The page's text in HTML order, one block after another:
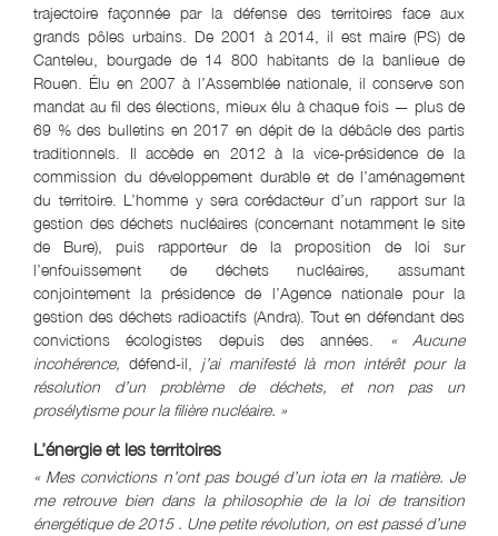
trajectoire façonnée par la défense des territoires face aux
grands pôles urbains. De 2001 à 2014, il est maire (PS) de
Canteleu, bourgade de 14 800 habitants de la banlieue de
Rouen. Élu en 2007 à l’Assemblée nationale, il conserve son
mandat au fil des élections, mieux élu à chaque fois — plus de
69 % des bulletins en 2017 en dépit de la débâcle des partis
traditionnels. Il accède en 2012 à la vice-présidence de la
commission du développement durable et de l’aménagement
du territoire. L’homme y sera corédacteur d’un rapport sur la
gestion des déchets nucléaires (concernant notamment le site
de Bure), puis rapporteur de la proposition de loi sur
l’enfouissement de déchets nucléaires, assumant
conjointement la présidence de l’Agence nationale pour la
gestion des déchets radioactifs (Andra). Tout en défendant des
convictions écologistes depuis des années. « Aucune
incohérence, défend-il, j’ai manifesté là mon intérêt pour la
résolution d’un problème de déchets, et non pas un
prosélytisme pour la filière nucléaire. »
L’énergie et les territoires
« Mes convictions n’ont pas bougé d’un iota en la matière. Je
me retrouve bien dans la philosophie de la loi de transition
énergétique de 2015 . Une petite révolution, on est passé d’une